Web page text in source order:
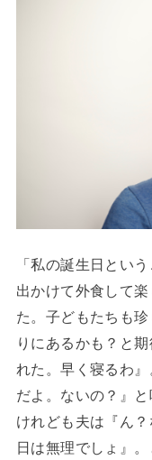
「私の誕生日とい
出かけて外食して
た。子どもたちも
りにあるかも？と
れた。早く寝るわ
だよ。ないの？』
けれども夫は『ん
日は無理でしょ』